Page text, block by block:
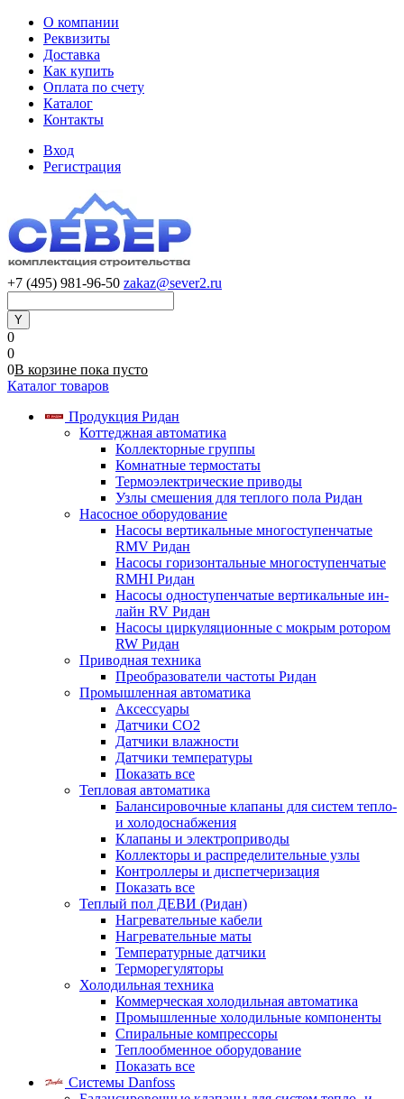
О компании
Реквизиты
Доставка
Как купить
Оплата по счету
Каталог
Контакты
Вход
Регистрация
+7 (495) 981-96-50 zakaz@sever2.ru
0
0
0В корзине пока пусто
Каталог товаров
Продукция Ридан
Коттеджная автоматика
Коллекторные группы
Комнатные термостаты
Термоэлектрические приводы
Узлы смешения для теплого пола Ридан
Насосное оборудование
Насосы вертикальные многоступенчатые
RMV Ридан
Насосы горизонтальные многоступенчатые
RMHI Ридан
Насосы одноступенчатые вертикальные ин-
лайн RV Ридан
Насосы циркуляционные с мокрым ротором
RW Ридан
Приводная техника
Преобразователи частоты Ридан
Промышленная автоматика
Аксессуары
Датчики CO2
Датчики влажности
Датчики температуры
Показать все
Тепловая автоматика
Балансировочные клапаны для систем тепло-
и холодоснабжения
Клапаны и электроприводы
Коллекторы и распределительные узлы
Контроллеры и диспетчеризация
Показать все
Теплый пол ДЕВИ (Ридан)
Нагревательные кабели
Нагревательные маты
Температурные датчики
Терморегуляторы
Холодильная техника
Коммерческая холодильная автоматика
Промышленные холодильные компоненты
Спиральные компрессоры
Теплообменное оборудование
Показать все
Системы Danfoss